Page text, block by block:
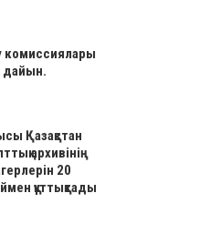
комиссиялары
дайын.
Қазақстан
архивінің
20
құттықтады